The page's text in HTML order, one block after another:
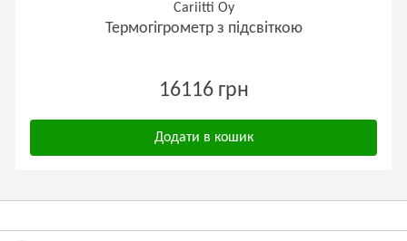
Cariitti Oy
Термогігрометр з підсвіткою
16116 грн
Додати в кошик